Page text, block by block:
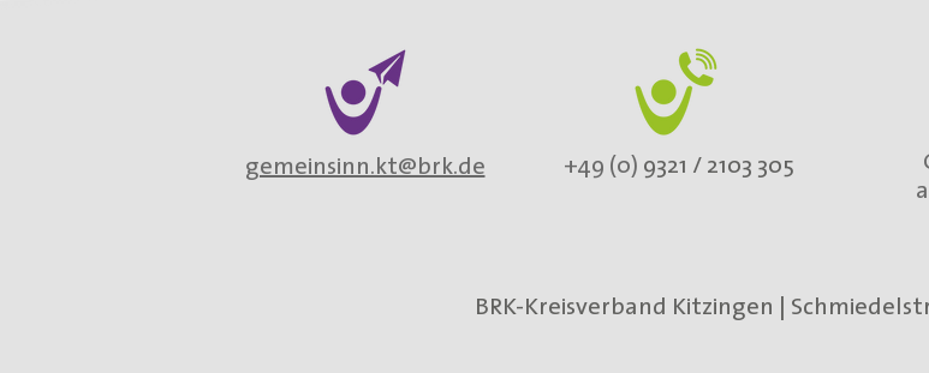
gemeinsinn.kt@brk.de +49 (0) 9321 / 2103 305
BRK-Kreisverband Kitzingen